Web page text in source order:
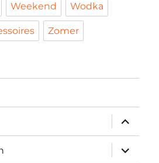
Weekend Wodka
Zomer